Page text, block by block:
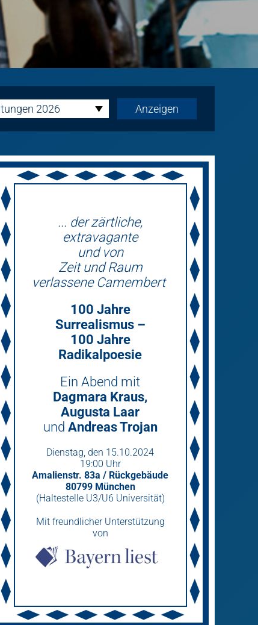
2026
... der zärtliche,
extravagante
und von
Zeit und Raum
verlassene Camembert
100 Jahre
Surrealismus –
100 Jahre
Radikalpoesie
Ein Abend mit
Dagmara Kraus,
Augusta Laar
und Andreas Trojan
Dienstag­, den 15.10.2024
19:00 Uhr
Amalienstr. 83a / Rückgebäude
80799 München
(Haltestelle U3/U6 Universität)
Mit freundlicher Unterstützung
von